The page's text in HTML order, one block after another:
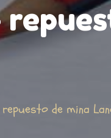
de mina